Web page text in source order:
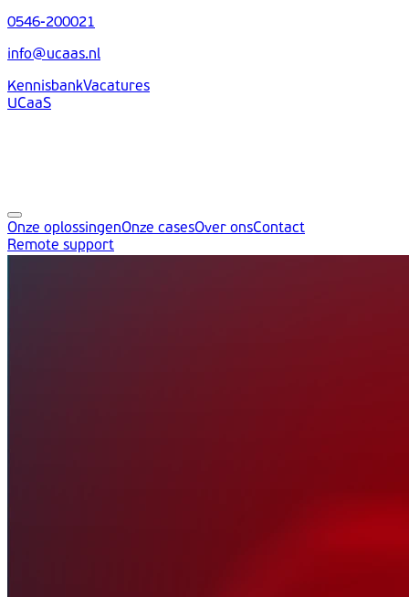
0546-200021
info@ucaas.nl
KennisbankVacatures
UCaaS
Onze oplossingenOnze casesOver onsContact
Remote support